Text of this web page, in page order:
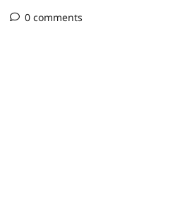
0 comments